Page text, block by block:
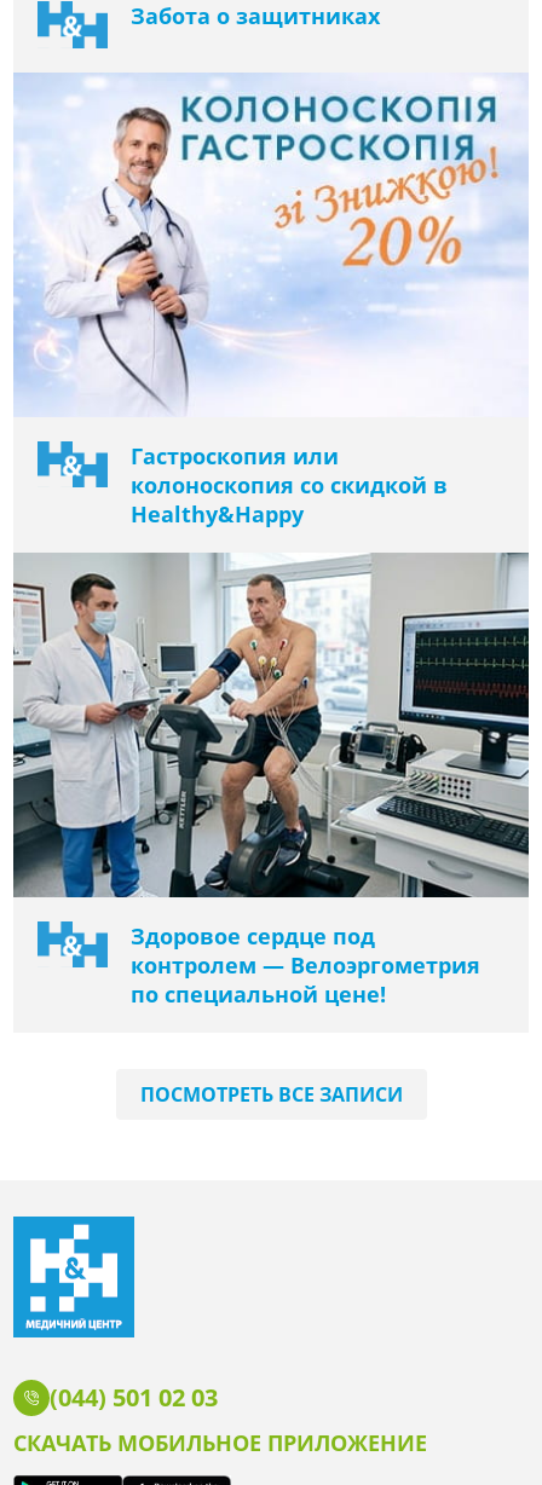
Забота о защитниках
Гастроскопия или
колоноскопия со скидкой в ​​
Healthy&Happy
Здоровое сердце под
контролем — Велоэргометрия
по специальной цене!
ПОСМОТРЕТЬ ВСЕ ЗАПИСИ
(044) 501 02 03
СКАЧАТЬ МОБИЛЬНОЕ ПРИЛОЖЕНИЕ